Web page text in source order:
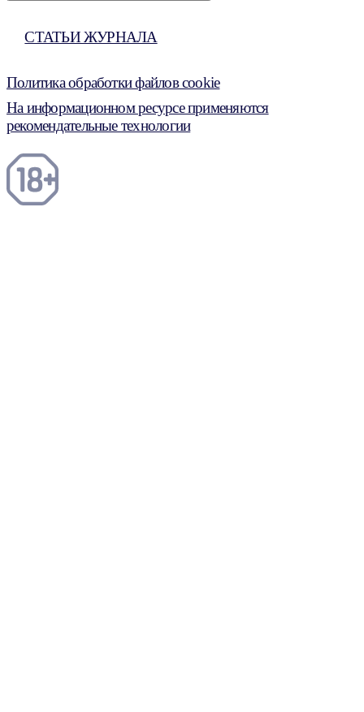
СТАТЬИ ЖУРНАЛА
Политика обработки файлов cookie
На информационном ресурсе применяются
рекомендательные технологии